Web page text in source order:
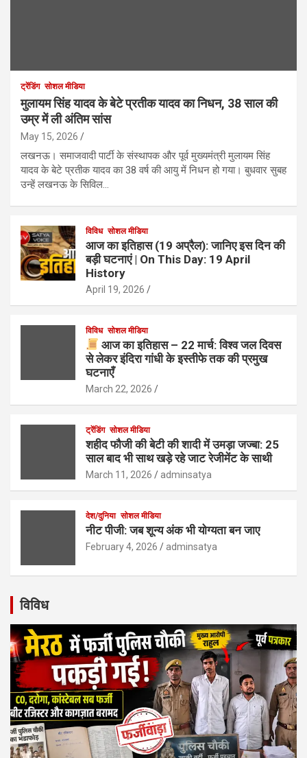
ट्रेंडिंग सोशल मीडिया
मुलायम सिंह यादव के बेटे प्रतीक यादव का निधन, 38 साल की
उम्र में ली अंतिम सांस
May 15, 2026
लखनऊ। समाजवादी पार्टी के संस्थापक और पूर्व मुख्यमंत्री मुलायम सिंह
यादव के बेटे प्रतीक यादव का 38 वर्ष की आयु में निधन हो गया। बुधवार सुबह
उन्हें लखनऊ के सिविल…
विविध सोशल मीडिया
आज का इतिहास (19 अप्रैल): जानिए इस दिन की
बड़ी घटनाएं | On This Day: 19 April
History
April 19, 2026
विविध सोशल मीडिया
आज का इतिहास – 22 मार्च: विश्व जल दिवस
से लेकर इंदिरा गांधी के इस्तीफे तक की प्रमुख
घटनाएँ
March 22, 2026
ट्रेंडिंग सोशल मीडिया
शहीद फौजी की बेटी की शादी में उमड़ा जज्बा: 25
साल बाद भी साथ खड़े रहे जाट रेजीमेंट के साथी
March 11, 2026 adminsatya
देश/दुनिया सोशल मीडिया
नीट पीजी: जब शून्य अंक भी योग्यता बन जाए
February 4, 2026 adminsatya
विविध